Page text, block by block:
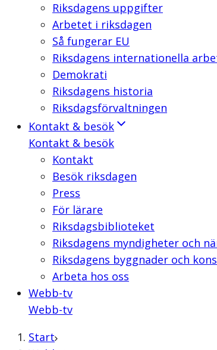
Riksdagens uppgifter
Arbetet i riksdagen
Så fungerar EU
Riksdagens internationella
Demokrati
Riksdagens historia
Riksdagsförvaltningen
Kontakt & besök
Kontakt & besök
Kontakt
Besök riksdagen
Press
För lärare
Riksdagsbiblioteket
Riksdagens myndigheter och
Riksdagens byggnader och
Arbeta hos oss
Webb-tv
Webb-tv
Start